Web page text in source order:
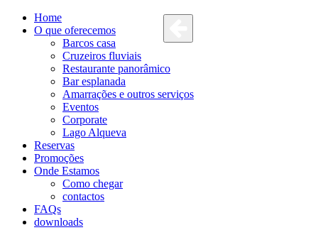
Home
O que oferecemos
Barcos casa
Cruzeiros fluviais
Restaurante panorâmico
Bar esplanada
Amarrações e outros serviços
Eventos
Corporate
Lago Alqueva
Reservas
Promoções
Onde Estamos
Como chegar
contactos
FAQs
downloads